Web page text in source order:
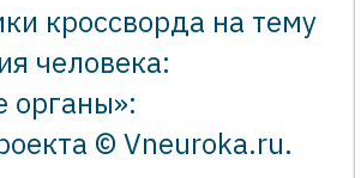
кроссворда на тему
человека:
органы»:
© Vneuroka.ru.